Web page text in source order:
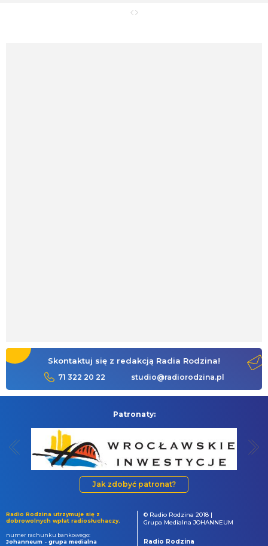
Skontaktuj się z redakcją Radia Rodzina!
71 322 20 22 studio@radiorodzina.pl
Patronaty:
Jak zdobyć patronat?
Radio Rodzina utrzymuje się z
dobrowolnych wpłat radiosłuchaczy.
numer rachunku bankowego:
Johanneum - grupa medialna
© Radio Rodzina 2018 |
Grupa Medialna JOHANNEUM
Radio Rodzina